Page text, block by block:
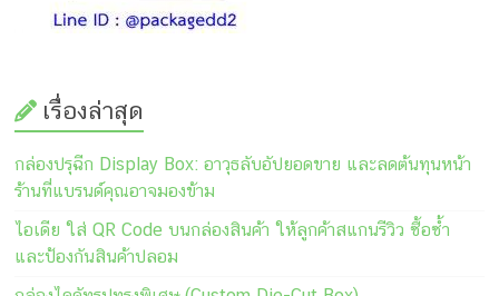
เรื่องล่าสุด
กล่องปรุฉีก Display Box: อาวุธลับอัปยอดขาย และลดต้นทุนหน้า
ร้านที่แบรนด์คุณอาจมองข้าม
ไอเดีย ใส่ QR Code บนกล่องสินค้า ให้ลูกค้าสแกนรีวิว ซื้อซ้ำ
และป้องกันสินค้าปลอม